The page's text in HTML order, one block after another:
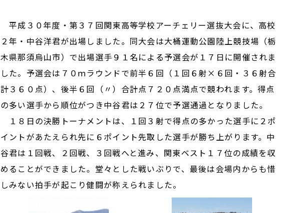
平成３０年度・第３７回関東高等学校アーチェリー選抜大会に、高校
２年・中谷洋君が出場しました。同大会は大桶運動公園陸上競技場（栃
木県那須烏山市）で出場選手９１名による予選会が１７日に開催されま
した。予選会は７０ｍラウンドで前半６回（１回６射×６回・３６射合
計３６０点）、後半６回（〃）合計点７２０点満点で競われます。得点
の多い選手から順位がつき中谷君は２７位で予選通過となりました。
１８日の決勝トーナメントは、１回３射で得点の多かった選手に２ポ
イントがあたえられ先に６ポイント先取した選手が勝ち上がります。中
谷君は１回戦、２回戦、３回戦へと進み、関東ベスト１７位の成績を収
めることができました。堂々とした戦いぶりで、最後は会場内からも惜
しみない拍手が起こり健闘が称えられました。